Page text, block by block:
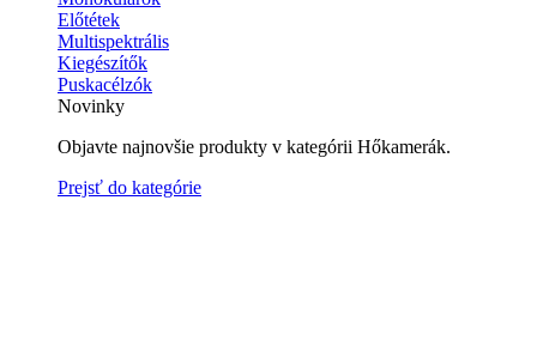
Előtétek
Multispektrális
Kiegészítők
Puskacélzók
Novinky
Objavte najnovšie produkty v kategórii Hőkamerák.
Prejsť do kategórie